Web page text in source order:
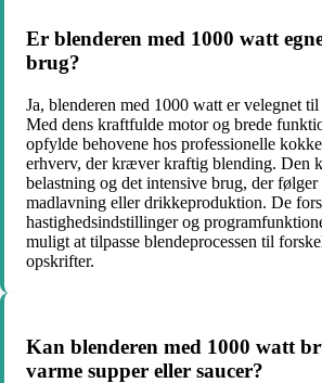
Er blenderen med 1000 watt
brug?
Ja, blenderen med 1000 watt er velegnet
Med dens kraftfulde motor og brede
opfylde behovene hos professionelle
erhverv, der kræver kraftig blending. Den
belastning og det intensive brug, der følger
madlavning eller drikkeproduktion. De
hastighedsindstillinger og
muligt at tilpasse blendeprocessen til
opskrifter.
Kan blenderen med 1000 watt
varme supper eller saucer?